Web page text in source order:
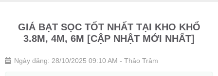
GIÁ BẠT SỌC TỐT NHẤT TẠI KHO KHỔ
3.8M, 4M, 6M [CẬP NHẬT MỚI NHẤT]
Ngày đăng: 28/10/2025 09:10 AM - Thảo Trâm